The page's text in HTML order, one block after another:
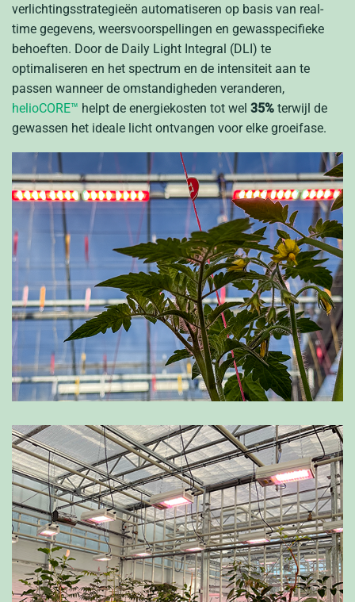
verlichtingsstrategieën automatiseren op basis van real-
time gegevens, weersvoorspellingen en gewasspecifieke
behoeften. Door de Daily Light Integral (DLI) te
optimaliseren en het spectrum en de intensiteit aan te
passen wanneer de omstandigheden veranderen,
helioCORE™ helpt de energiekosten tot wel 35% terwijl de
gewassen het ideale licht ontvangen voor elke groeifase.